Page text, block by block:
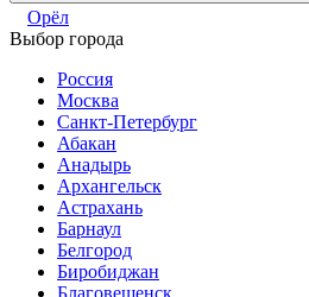
Орёл
Выбор города
Россия
Москва
Санкт-Петербург
Абакан
Анадырь
Архангельск
Астрахань
Барнаул
Белгород
Биробиджан
Благовещенск